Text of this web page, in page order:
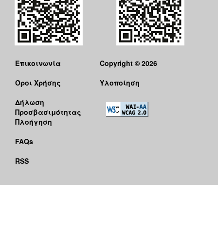
Επικοινωνία
Όροι Χρήσης
Δήλωση
Προσβασιμότητας
Πλοήγηση
FAQs
RSS
Copyright © 2026
Υλοποίηση